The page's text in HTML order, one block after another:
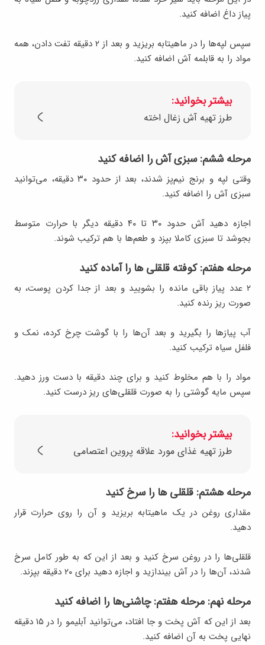
پیاز داغ اضافه کنید.
سپس لپه‌ها را در ماهیتابه بریزید و بعد از ۲ دقیقه تفت دادن، همه
مواد را به قابلمه آش اضافه کنید.
بیشتر بخوانید:
طرز تهیه آش زغال اخته
مرحله ششم: سبزی آش را اضافه کنید
وقتی لپه و برنج نیم‌پز شدند، بعد از حدود ۳۰ دقیقه، می‌توانید
سبزی آش را اضافه کنید.
اجازه دهید آش حدود ۳۰ تا ۴۰ دقیقه دیگر با حرارت متوسط
بجوشد تا سبزی کاملا بپزد و طعم‌ها با هم ترکیب شوند.
مرحله هفتم: کوفته قلقلی ها را آماده کنید
۲ عدد پیاز باقی مانده را بشویید و بعد از جدا کردن پوست، به
صورت ریز رنده کنید.
آب پیازها را بگیرید و بعد آن‌ها را با گوشت چرخ کرده، نمک و
فلفل سیاه ترکیب کنید.
مواد را با هم مخلوط کنید و برای چند دقیقه با دست ورز دهید.
سپس مایه گوشتی را به صورت قلقلی‌های ریز درست کنید.
بیشتر بخوانید:
طرز تهیه غذای مورد علاقه پروین اعتصامی
مرحله هشتم: قلقلی ها را سرخ کنید
مقداری روغن در یک ماهیتابه بریزید و آن را روی حرارت قرار
دهید.
قلقلی‌ها را در روغن سرخ کنید و بعد از این که به طور کامل سرخ
شدند، آن‌ها را در آش بیندازید و اجازه دهید برای ۲۰ دقیقه بپزند.
مرحله نهم: مرحله هفتم: چاشنی‌ها را اضافه کنید
بعد از این که آش پخت و جا افتاد، می‌توانید آبلیمو را در ۱۵ دقیقه
نهایی پخت به آن اضافه کنید.